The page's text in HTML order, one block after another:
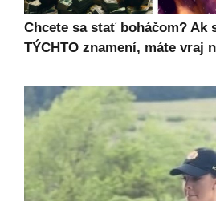
Chcete sa stať boháčom? Ak
TÝCHTO znamení, máte vraj